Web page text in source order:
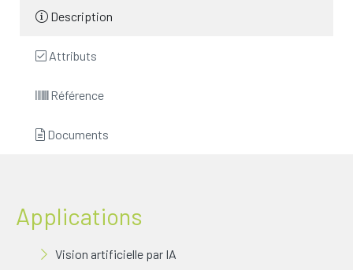
Description
Attributs
Référence
Documents
Applications
Vision artificielle par IA